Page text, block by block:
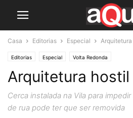
Casa Editorias Especial
Editorias Especial Volta Redonda
Arquitetura hostil
Cerca instalada na Vila para
de rua pode ter que ser removida